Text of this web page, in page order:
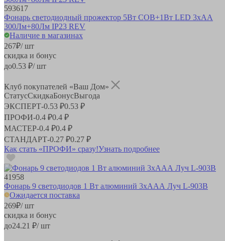
593617
Фонарь светодиодный прожектор 5Вт COB+1Вт LED 3xAA
300Лм+80Лм IP23 REV
Наличие в магазинах
267₽/ шт
скидка и бонус
до0.53 ₽/ шт
Клуб покупателей «Ваш Дом»
СтатусСкидкаБонусВыгода
ЭКСПЕРТ-0.53 ₽0.53 ₽
ПРОФИ-0.4 ₽0.4 ₽
МАСТЕР-0.4 ₽0.4 ₽
СТАНДАРТ-0.27 ₽0.27 ₽
Как стать «ПРОФИ» сразу!Узнать подробнее
41958
Фонарь 9 светодиодов 1 Вт алюминий 3хААА Луч L-903В
Ожидается поставка
269₽/ шт
скидка и бонус
до24.21 ₽/ шт